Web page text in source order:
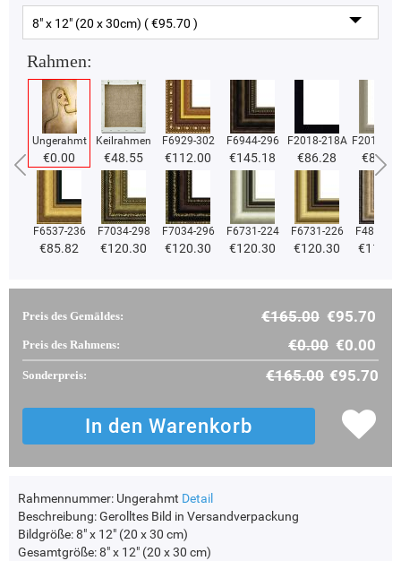
8" x 12" (20 x 30cm) ( €95.70 )
Rahmen:
Ungerahmt
€0.00
Keilrahmen
€48.55
F6929-302
€112.00
F6944-296
€145.18
F2018-218A
€86.28
F2018-
€86.28
F6537-236
€85.82
F7034-298
€120.30
F7034-296
€120.30
F6731-224
€120.30
F6731-226
€120.30
F4827-
Preis des Gemäldes: €165.00 €95.70
Preis des Rahmens: €0.00 €0.00
Sonderpreis: €165.00 €95.70
Rahmennummer: Ungerahmt Detail
Beschreibung:Gerolltes Bild in Versandverpackung
Bildgröße:8" x 12" (20 x 30 cm)
Gesamtgröße:8" x 12" (20 x 30 cm)